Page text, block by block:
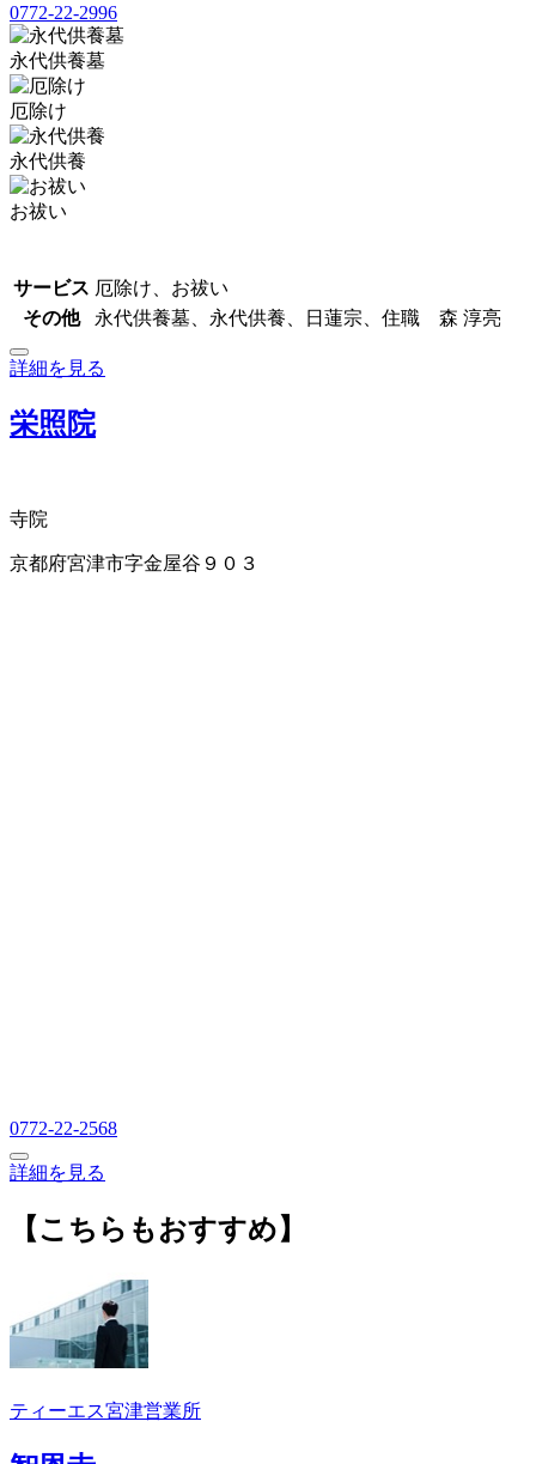
0772-22-2996
永代供養墓
厄除け
永代供養
お祓い
サービス 厄除け、お祓い
その他
永代供養墓、永代供養、日蓮宗、住職 森 淳亮
詳細を見る
栄照院
寺院
京都府宮津市字金屋谷９０３
0772-22-2568
詳細を見る
【こちらもおすすめ】
ティーエス宮津営業所